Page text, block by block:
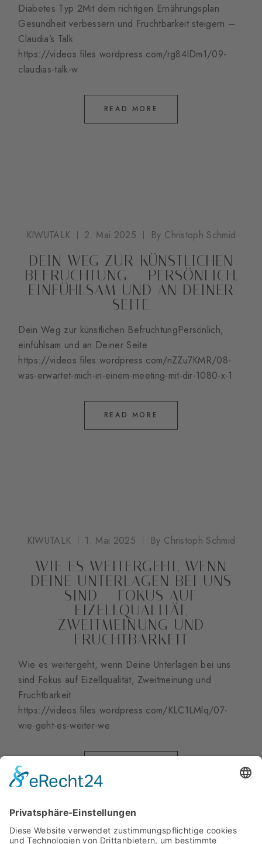
Diabetes Typ 2Mit dem richtigen Ernährungsplan
Gesundheit verbessern und Fruchtbarkeit steigern –
Claudia’s Talk
https://videos.files.wordpress.com/rg84IDm1/09-
claudias-talk-w
READ MORE
KIWUTALK 2. Mai 2025 By Christoph Schmid
DEIN WEG ZUR KÜNSTLICHEN
BEFRUCHTUNG – PERSÖNLICH,
EINFÜHLSAM UND AN DEINER
SEITE
Dein Weg zur künstlichen BefruchtungPersönlich,
einfühlsam und an Deiner Seite
https://videos.files.wordpress.com/nZZu7KMR/08-
was-erwartet-mich-in-einem-meeting-mit-dir-1080-x-1
READ MORE
KIWUTALK 1. Mai 2025 By Christoph Schmid
WIE ES WEITERGEHT, WENN
DEINE UNTERLAGEN BEI UNS
SIND – FOKUS AUF
EIZELLQUALITÄT,
ZWEITMEINUNG UND
FRUCHTBARKEIT
Wie es weitergeht, wenn Deine Unterlagen bei uns
sind Fokus auf Eizellqualität, Zweitmeinung und
Fruchtbarkeit
https://videos.files.wordpress.com/KLC1LMlq/07-
wie-geht-es-weiter-we